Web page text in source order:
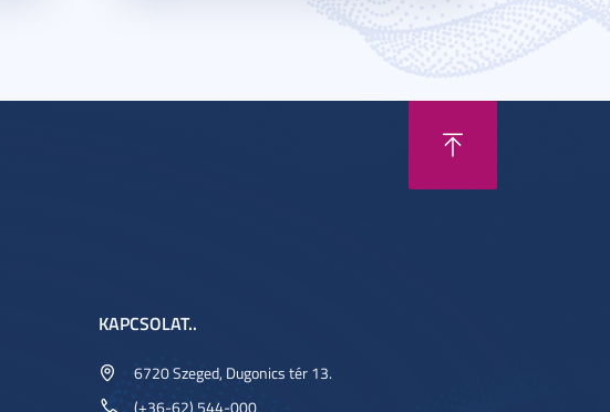
KAPCSOLAT..
6720 Szeged, Dugonics tér 13.
(+36-62) 544-000